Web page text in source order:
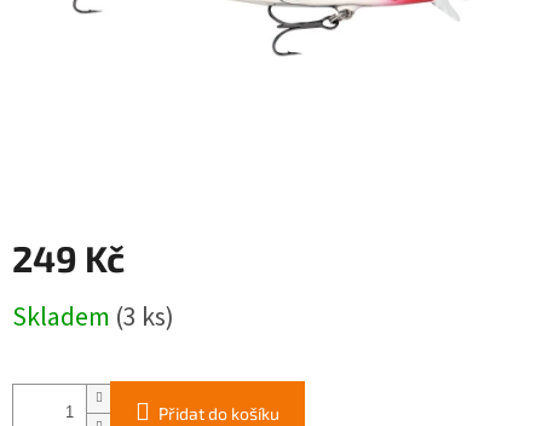
249 Kč
cena:
Skladem (3 ks)
Přidat do košíku